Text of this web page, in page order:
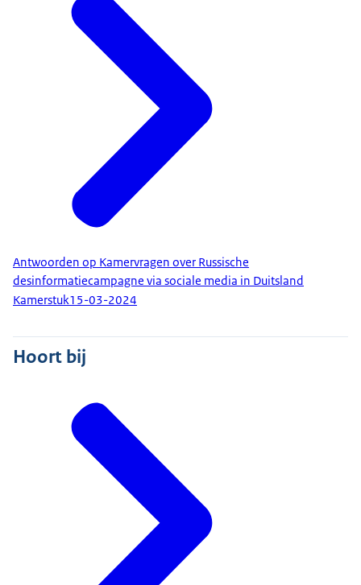
Antwoorden op Kamervragen over Russische
desinformatiecampagne via sociale media in Duitsland
Kamerstuk15-03-2024
Hoort bij